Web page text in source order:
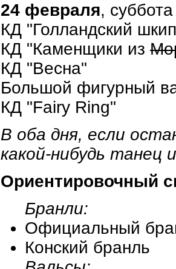
24 февраля,
КД "Голландский
КД "Каменщики из
КД "Весна"
Большой фигурный
КД "Fairy Ring"
В оба дня, если
какой-нибудь танец
Ориентировочный
Бранли:
Официальный
Конский бранль